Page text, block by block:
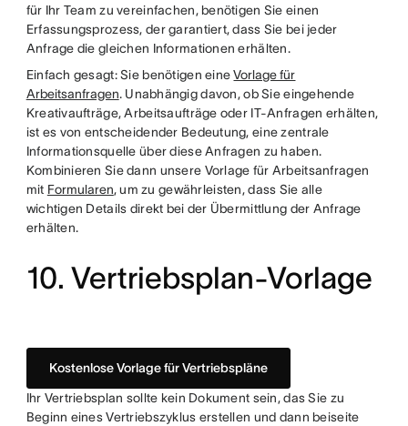
für Ihr Team zu vereinfachen, benötigen Sie einen
Erfassungsprozess, der garantiert, dass Sie bei jeder
Anfrage die gleichen Informationen erhälten.
Einfach gesagt: Sie benötigen eineVorlage für
Arbeitsanfragen. Unabhängig davon, ob Sie eingehende
Kreativaufträge, Arbeitsaufträge oder IT-Anfragen erhälten,
ist es von entscheidender Bedeutung, eine zentrale
Informationsquelle über diese Anfragen zu haben.
Kombinieren Sie dann unsere Vorlage für Arbeitsanfragen
mit Formularen, um zu gewährleisten, dass Sie alle
wichtigen Details direkt bei der Übermittlung der Anfrage
erhälten.
10. Vertriebsplan-Vorlage
Kostenlose Vorlage für Vertriebspläne
Ihr Vertriebsplan sollte kein Dokument sein, das Sie zu
Beginn eines Vertriebszyklus erstellen und dann beiseite